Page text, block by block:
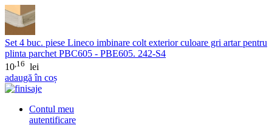
Set 4 buc. piese Lineco imbinare colt exterior culoare gri artar pentru
plinta parchet PBC605 - PBE605. 242-S4
10,16 lei
adaugă în coș
Contul meu
autentificare